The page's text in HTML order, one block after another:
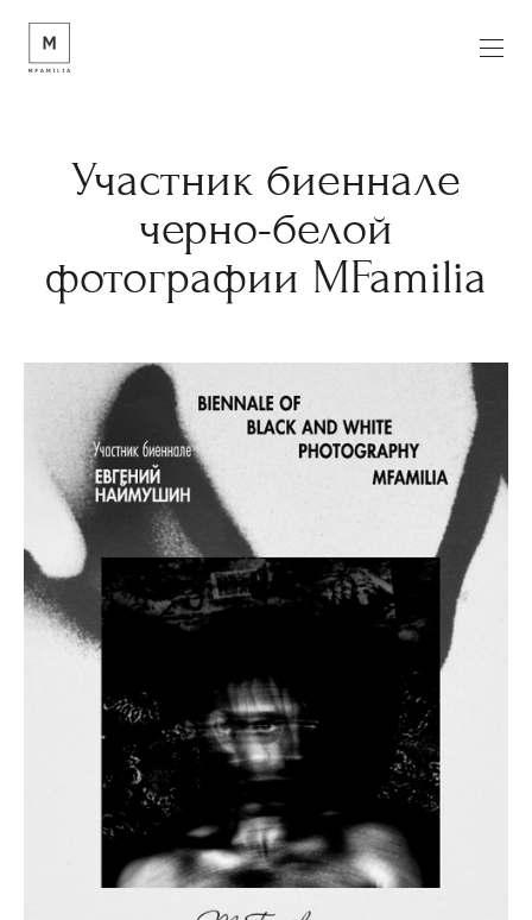
Участник биеннале
черно-белой
фотографии MFamilia